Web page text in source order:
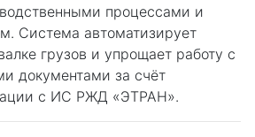
процессами и
Система автоматизирует
грузов и упрощает работу с
документами за счёт
с ИС РЖД «ЭТРАН».